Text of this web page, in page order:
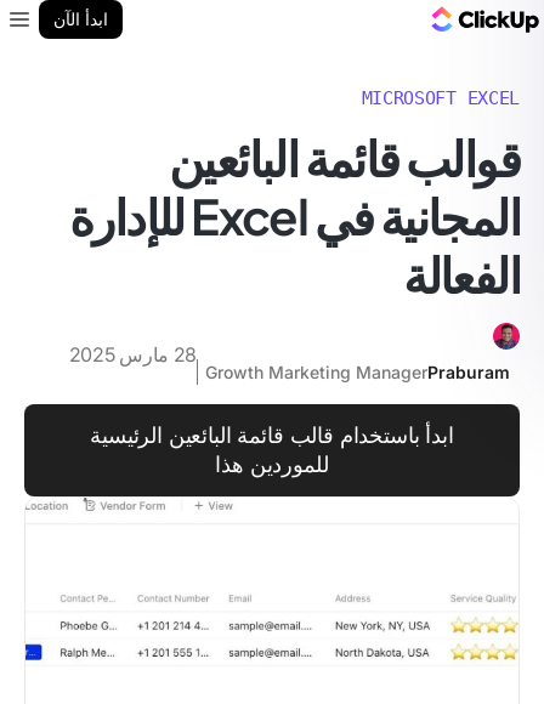
ابدأ الآن
MICROSOFT EXCEL
قوالب قائمة البائعين
المجانية في Excel للإدارة
الفعالة
Praburam
Growth Marketing Manager
28 مارس 2025
ابدأ باستخدام قالب قائمة البائعين الرئيسية
للموردين هذا